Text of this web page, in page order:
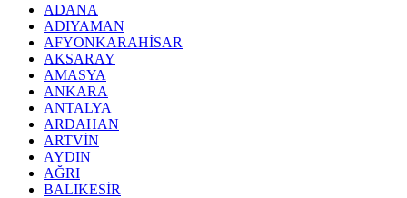
ADANA
ADIYAMAN
AFYONKARAHİSAR
AKSARAY
AMASYA
ANKARA
ANTALYA
ARDAHAN
ARTVİN
AYDIN
AĞRI
BALIKESİR